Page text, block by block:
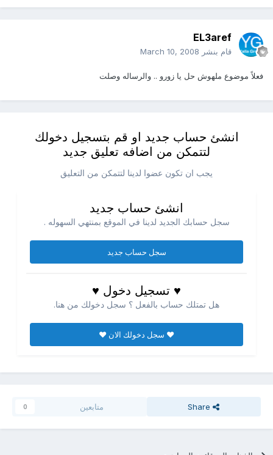
EL3aref
قام بنشر March 10, 2008
فعلاً موضوع ملهوش حل يا زورو .. والرساله وصلت
انشئ حساب جديد او قم بتسجيل دخولك
لتتمكن من اضافه تعليق جديد
يجب ان تكون عضوا لدينا لتتمكن من التعليق
انشئ حساب جديد
سجل حسابك الجديد لدينا في الموقع بمنتهي السهوله .
سجل حساب جديد
♥ تسجيل دخول ♥
هل تمتلك حساب بالفعل ؟ سجل دخولك من هنا.
♥ سجل دخولك الان ♥
Share متابعين 0